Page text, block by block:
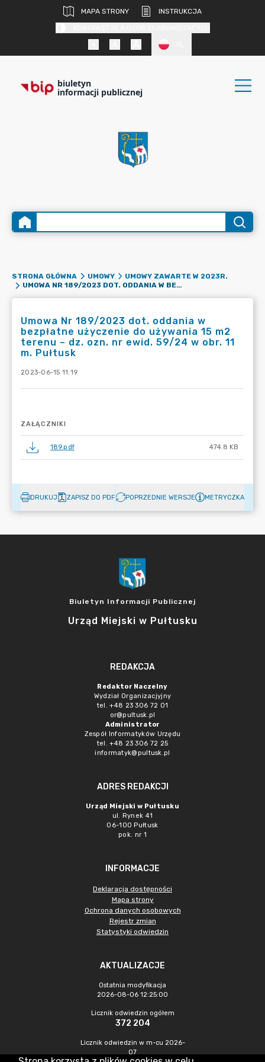
MAPA STRONY
INSTRUKCJA
biuletyn
informacji publicznej
STRONA GŁÓWNA UMOWY
UMOWY ZAWARTE W 2023R.
UMOWA NR 189/2023 DOT. ODDANIA W BEZPŁATNE UŻYCZENIE DO UŻYWANIA 15 M2 TERENU – DZ. OZN. NR EWID. 59/24 W OBR. 11 M. PUŁTUSK
Umowa Nr 189/2023 dot. oddania w
bezpłatne użyczenie do używania 15 m2
terenu – dz. ozn. nr ewid. 59/24 w obr. 11
m. Pułtusk
2023-06-15 11:19
ZAŁĄCZNIKI
189.pdf 474.8 KB
DRUKUJ ZAPISZ DO PDF POPRZEDNIE WERSJE METRYCZKA
Biuletyn Informacji Publicznej
Urząd Miejski w Pułtusku
REDAKCJA
Redaktor Naczelny
Wydział Organizacjyjny
tel. +48 23 306 72 01
or@pultusk.pl
Administrator
Zespół Informatyków Urzędu
tel. +48 23 306 72 25
informatyk@pultusk.pl
ADRES REDAKCJI
Urząd Miejski w Pułtusku
ul. Rynek 41
06-100 Pułtusk
pok. nr 1
INFORMACJE
Deklaracja dostępności
Mapa strony
Ochrona danych osobowych
Rejestr zmian
Statystyki odwiedzin
AKTUALIZACJE
Ostatnia modyfikacja
2026-08-06 12:25:00
Licznik odwiedzin ogółem
372 204
Licznik odwiedzin w m-cu 2026-
07